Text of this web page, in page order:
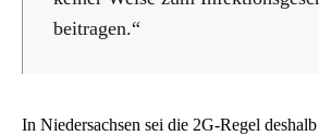
beitragen.“
In Niedersachsen sei die 2G-Regel